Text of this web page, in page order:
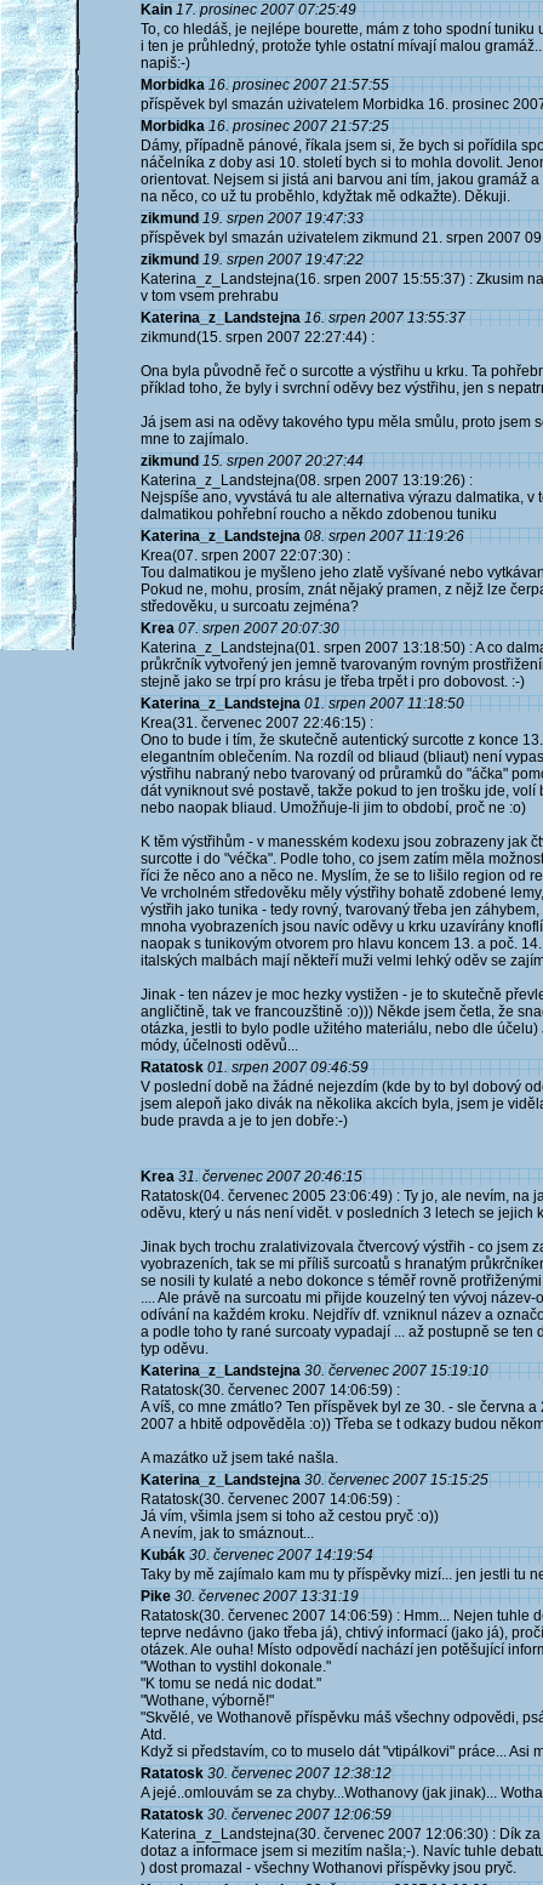
Kain 17. prosinec 2007 07:25:49
To, co hledáš, je nejlépe bourette, mám z toho spodní
i ten je průhledný, protože tyhle ostatní mívají malou
napiš:-)
Morbidka 16. prosinec 2007 21:57:55
příspěvek byl smazán użivatelem Morbidka 16. prosinec
Morbidka 16. prosinec 2007 21:57:25
Dámy, případně pánové, říkala jsem si, že bych si pořídila
náčelníka z doby asi 10. století bych si to mohla dovolit.
orientovat. Nejsem si jistá ani barvou ani tím, jakou gramáž
na něco, co už tu proběhlo, kdyžtak mě odkažte). Děkuji.
zikmund 19. srpen 2007 19:47:33
příspěvek byl smazán użivatelem zikmund 21. srpen 2007
zikmund 19. srpen 2007 19:47:22
Katerina_z_Landstejna(16. srpen 2007 15:55:37) : Zkusim
v tom vsem prehrabu
Katerina_z_Landstejna 16. srpen 2007 13:55:37
zikmund(15. srpen 2007 22:27:44) :
Ona byla původně řeč o surcotte a výstřihu u krku. Ta
příklad toho, že byly i svrchní oděvy bez výstřihu, jen s
Já jsem asi na oděvy takového typu měla smůlu, proto jsem
mne to zajímalo.
zikmund 15. srpen 2007 20:27:44
Katerina_z_Landstejna(08. srpen 2007 13:19:26) :
Nejspíše ano, vyvstává tu ale alternativa výrazu dalmatika,
dalmatikou pohřební roucho a někdo zdobenou tuniku
Katerina_z_Landstejna 08. srpen 2007 11:19:26
Krea(07. srpen 2007 22:07:30) :
Tou dalmatikou je myšleno jeho zlatě vyšívané nebo
Pokud ne, mohu, prosím, znát nějaký pramen, z nějž lze
středověku, u surcoatu zejména?
Krea 07. srpen 2007 20:07:30
Katerina_z_Landstejna(01. srpen 2007 13:18:50) : A co
průkrčník vytvořený jen jemně tvarovaným rovným
stejně jako se trpí pro krásu je třeba trpět i pro dobovost. :-)
Katerina_z_Landstejna 01. srpen 2007 11:18:50
Krea(31. červenec 2007 22:46:15) :
Ono to bude i tím, že skutečně autentický surcotte z konce
elegantním oblečením. Na rozdíl od bliaud (bliaut) není
výstřihu nabraný nebo tvarovaný od průramků do "áčka"
dát vyniknout své postavě, takže pokud to jen trošku jde,
nebo naopak bliaud. Umožňuje-li jim to období, proč ne :o)
K těm výstřihům - v manesském kodexu jsou zobrazeny jak
surcotte i do "véčka". Podle toho, co jsem zatím měla
říci že něco ano a něco ne. Myslím, že se to lišilo region od
Ve vrcholném středověku měly výstřihy bohatě zdobené
výstřih jako tunika - tedy rovný, tvarovaný třeba jen
mnoha vyobrazeních jsou navíc oděvy u krku uzavírány
naopak s tunikovým otvorem pro hlavu koncem 13. a poč.
italských malbách mají někteří muži velmi lehký oděv se
Jinak - ten název je moc hezky vystižen - je to skutečně
angličtině, tak ve francouzštině :o))) Někde jsem četla, že
otázka, jestli to bylo podle užitého materiálu, nebo dle
módy, účelnosti oděvů...
Ratatosk 01. srpen 2007 09:46:59
V poslední době na žádné nejezdím (kde by to byl dobový
jsem alepoň jako divák na několika akcích byla, jsem je
bude pravda a je to jen dobře:-)
Krea 31. červenec 2007 20:46:15
Ratatosk(04. červenec 2005 23:06:49) : Ty jo, ale nevím, na
oděvu, který u nás není vidět. v posledních 3 letech se jejich
Jinak bych trochu zralativizovala čtvercový výstřih - co jsem
vyobrazeních, tak se mi příliš surcoatů s hranatým
se nosili ty kulaté a nebo dokonce s téměř rovně
.... Ale právě na surcoatu mi přijde kouzelný ten vývoj
odívání na každém kroku. Nejdřív df. vzniknul název a
a podle toho ty rané surcoaty vypadají ... až postupně se
typ oděvu.
Katerina_z_Landstejna 30. červenec 2007 15:19:10
Ratatosk(30. červenec 2007 14:06:59) :
A víš, co mne zmátlo? Ten příspěvek byl ze 30. - sle června
2007 a hbitě odpověděla :o)) Třeba se t odkazy budou
A mazátko už jsem také našla.
Katerina_z_Landstejna 30. červenec 2007 15:15:25
Ratatosk(30. červenec 2007 14:06:59) :
Já vím, všimla jsem si toho až cestou pryč :o))
A nevím, jak to smáznout...
Kubák 30. červenec 2007 14:19:54
Taky by mě zajímalo kam mu ty příspěvky mizí... jen jestli tu
Pike 30. červenec 2007 13:31:19
Ratatosk(30. červenec 2007 14:06:59) : Hmm... Nejen tuhle
teprve nedávno (jako třeba já), chtivý informací (jako já),
otázek. Ale ouha! Místo odpovědí nachází jen potěšující
"Wothan to vystihl dokonale."
"K tomu se nedá nic dodat."
"Wothane, výborně!"
"Skvělé, ve Wothanově příspěvku máš všechny odpovědi,
Atd.
Když si představím, co to muselo dát "vtipálkovi" práce... Asi
Ratatosk 30. červenec 2007 12:38:12
A jejé..omlouvám se za chyby...Wothanovy (jak jinak)...
Ratatosk 30. červenec 2007 12:06:59
Katerina_z_Landstejna(30. červenec 2007 12:06:30) : Dík
dotaz a informace jsem si mezitím našla;-). Navíc tuhle
) dost promazal - všechny Wothanovi příspěvky jsou pryč.